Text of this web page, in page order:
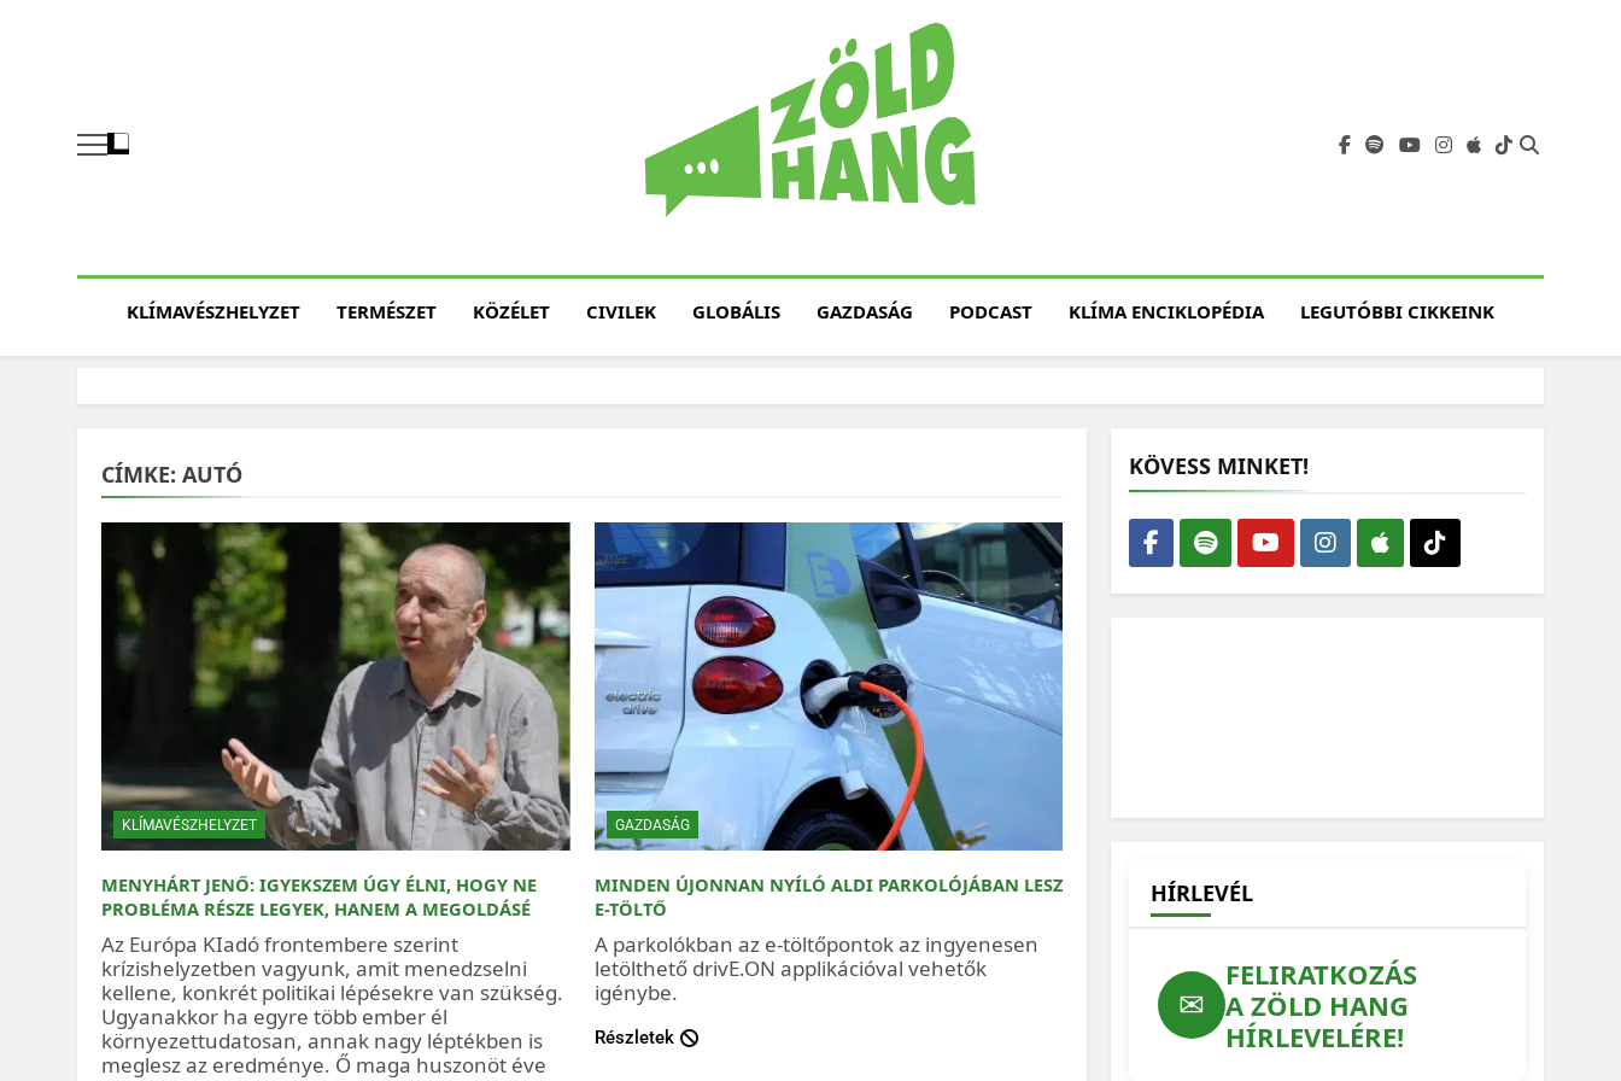
Fenntarthatóság, Jövő
KLÍMAVÉSZHELYZET TERMÉSZET KÖZÉLET CIVILEK GLOBÁLIS GAZDASÁG PODCAST KLÍMA ENCIKLOPÉDIA LEGUTÓBBI CIKKEINK
CÍMKE: AUTÓ
KLÍMAVÉSZHELYZET
MENYHÁRT JENŐ: IGYEKSZEM ÚGY ÉLNI, HOGY NE
PROBLÉMA RÉSZE LEGYEK, HANEM A MEGOLDÁSÉ
Az Európa KIadó frontembere szerint
krízishelyzetben vagyunk, amit menedzselni
kellene, konkrét politikai lépésekre van szükség.
Ugyanakkor ha egyre több ember él
környezettudatosan, annak nagy léptékben is
meglesz az eredménye. Ő maga huszonöt éve
GAZDASÁG
MINDEN ÚJONNAN NYÍLÓ ALDI PARKOLÓJÁBAN LESZ
E-TÖLTŐ
A parkolókban az e-töltőpontok az ingyenesen
letölthető drivE.ON applikációval vehetők
igénybe.
Részletek
KÖVESS MINKET!
HÍRLEVÉL
✉
FELIRATKOZÁS
A ZÖLD HANG
HÍRLEVELÉRE!